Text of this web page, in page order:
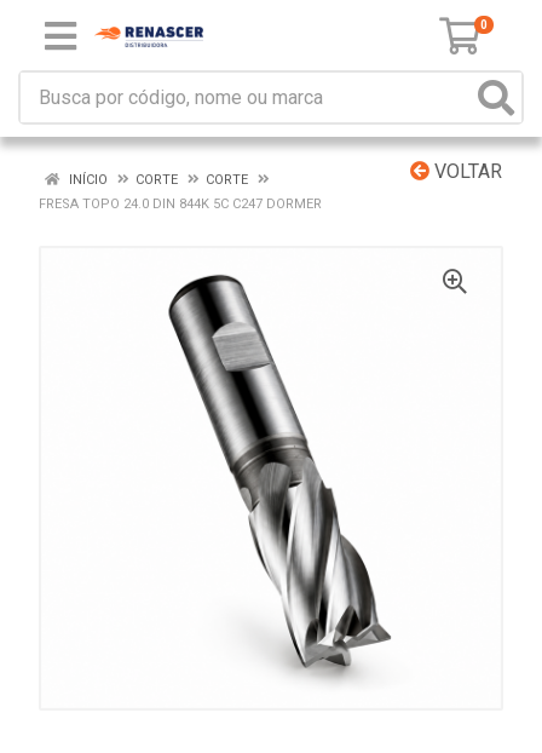
0
VOLTAR
INÍCIO CORTE
CORTE
FRESA TOPO 24.0 DIN 844K 5C C247 DORMER